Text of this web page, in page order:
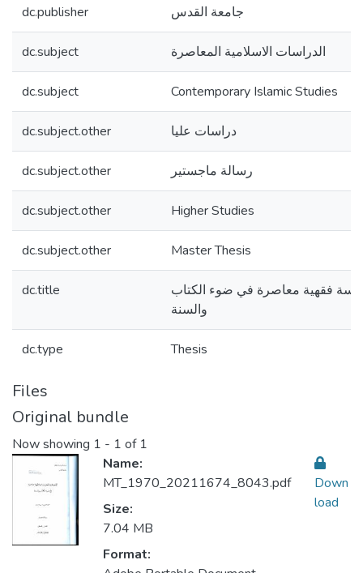
dc.publisher جامعة القدس
dc.subject الدراسات الاسلامية المعاصرة
dc.subject Contemporary Islamic Studies
dc.subject.other دراسات عليا
dc.subject.other رسالة ماجستير
dc.subject.other Higher Studies
dc.subject.other Master Thesis
dc.title
فقهية معاصرة في ضوء الكتاب
والسنة
dc.type Thesis
Files
Original bundle
Now showing 1 - 1 of 1
Name:
MT_1970_20211674_8043.pdf
Size:
7.04 MB
Format:
Down
load